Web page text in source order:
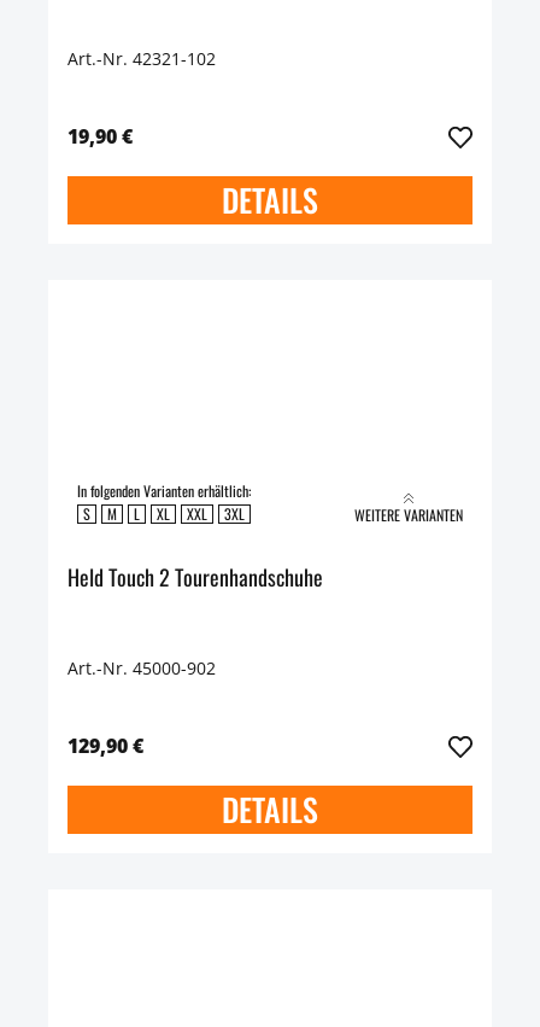
Art.-Nr. 42321-102
19,90 €
DETAILS
In folgenden Varianten erhältlich:
S
M L XL XXL 3XL WEITERE VARIANTEN
Held Touch 2 Tourenhandschuhe
Art.-Nr. 45000-902
129,90 €
DETAILS